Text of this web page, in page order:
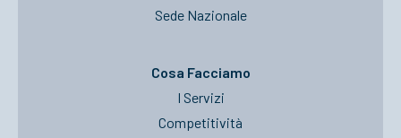
Sede Nazionale
Cosa Facciamo
I Servizi
Competitività